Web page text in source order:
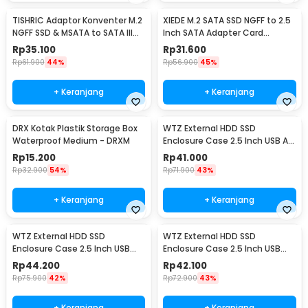
TISHRIC Adaptor Konventer M.2
NGFF SSD & MSATA to SATA III
2.5 Inch - N-2513
Rp35.100
Rp61.900 44%
+ Keranjang
XIEDE M.2 SATA SSD NGFF to 2.5
Inch SATA Adapter Card
Enclosure 7mm - M2N25
Rp31.600
Rp56.900 45%
+ Keranjang
DRX Kotak Plastik Storage Box
Waterproof Medium - DRXM
Rp15.200
Rp32.900 54%
+ Keranjang
WTZ External HDD SSD
Enclosure Case 2.5 Inch USB A
to USB Type C 3.1 - WTZ-31
Rp41.000
Rp71.900 43%
+ Keranjang
WTZ External HDD SSD
Enclosure Case 2.5 Inch USB
Type C to Type C 3.1 - GEN-2
Rp44.200
Rp75.900 42%
WTZ External HDD SSD
Enclosure Case 2.5 Inch USB
Type A to Type C 3.1 - WTZ-27
Rp42.100
Rp72.900 43%